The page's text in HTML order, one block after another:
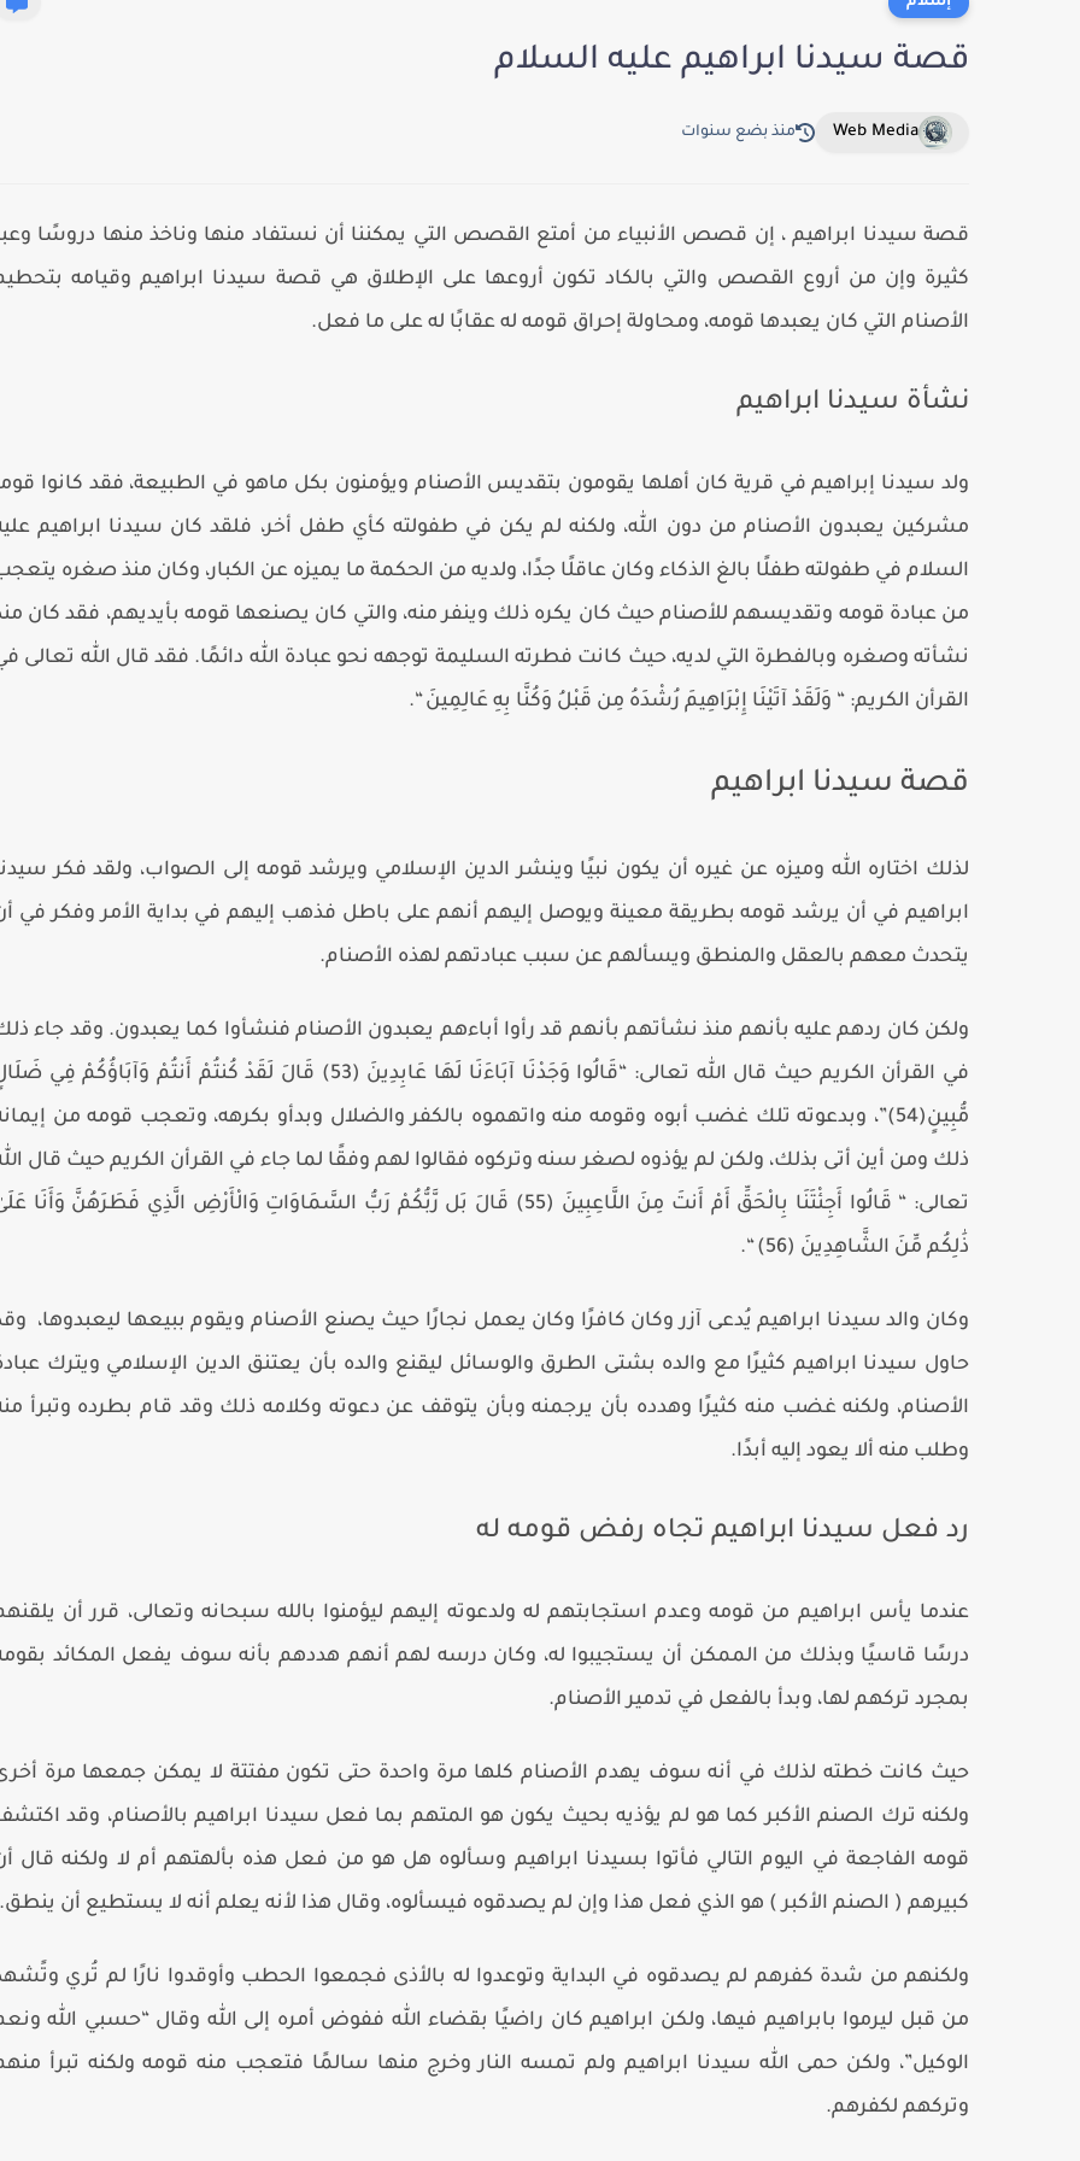
قصة سيدنا ابراهيم عليه السلام
Web Media منذ بضع سنوات
قصة سيدنا ابراهيم ، إن قصص الأنبياء من أمتع القصص التي يمكننا أن نستفاد منها وناخذ منها دروسًا
كثيرة وإن من أروع القصص والتي بالكاد تكون أروعها على الإطلاق هي قصة سيدنا ابراهيم وقيامه
الأصنام التي كان يعبدها قومه، ومحاولة إحراق قومه له عقابًا له على ما فعل.
نشأة سيدنا ابراهيم
ولد سيدنا إبراهيم في قرية كان أهلها يقومون بتقديس الأصنام ويؤمنون بكل ماهو في الطبيعة، فقد كانوا
مشركين يعبدون الأصنام من دون الله، ولكنه لم يكن في طفولته كأي طفل أخر، فلقد كان سيدنا ابراهيم
السلام في طفولته طفلًا بالغ الذكاء وكان عاقلًا جدًا، ولديه من الحكمة ما يميزه عن الكبار، وكان منذ صغره
من عبادة قومه وتقديسهم للأصنام حيث كان يكره ذلك وينفر منه، والتي كان يصنعها قومه بأيديهم، فقد كان
نشأته وصغره وبالفطرة التي لديه، حيث كانت فطرته السليمة توجهه نحو عبادة الله دائمًا. فقد قال الله تعالى
القرأن الكريم: “ وَلَقَدْ آتَيْنَا إِبْرَاهِيمَ رُشْدَهُ مِن قَبْلُ وَكُنَّا بِهِ عَالِمِينَ“.
قصة سيدنا ابراهيم
لذلك اختاره الله وميزه عن غيره أن يكون نبيًا وينشر الدين الإسلامي ويرشد قومه إلى الصواب، ولقد فكر
ابراهيم في أن يرشد قومه بطريقة معينة ويوصل إليهم أنهم على باطل فذهب إليهم في بداية الأمر وفكر في
يتحدث معهم بالعقل والمنطق ويسألهم عن سبب عبادتهم لهذه الأصنام.
ولكن كان ردهم عليه بأنهم منذ نشأتهم بأنهم قد رأوا أباءهم يعبدون الأصنام فنشأوا كما يعبدون. وقد جاء
في القرأن الكريم حيث قال الله تعالى: “قَالُوا وَجَدْنَا آبَاءَنَا لَهَا عَابِدِينَ (53)
قَالَ لَقَدْ كُنتُمْ أَنتُمْ وَآبَاؤُكُمْ فِي
مُّبِينٍ(
54)”، وبدعوته تلك غضب أبوه وقومه منه واتهموه بالكفر والضلال وبدأو بكرهه، وتعجب قومه من
ذلك ومن أين أتى بذلك، ولكن لم يؤذوه لصغر سنه وتركوه فقالوا لهم وفقًا لما جاء في القرأن الكريم حيث قال
تعالى: “ قَالُوا أَجِئْتَنَا بِالْحَقِّ أَمْ أَنتَ مِنَ اللَّاعِبِينَ (
55
) قَالَ بَل رَّبُّكُمْ رَبُّ السَّمَاوَاتِ وَالْأَرْضِ الَّذِي فَطَرَهُنَّ وَأَنَا
ذَٰلِكُم مِّنَ الشَّاهِدِينَ (56) “
.
وكان والد سيدنا ابراهيم يُدعى آزر وكان كافرًا وكان يعمل نجارًا حيث يصنع الأصنام ويقوم ببيعها ليعبدوها،
حاول سيدنا ابراهيم كثيرًا مع والده بشتى الطرق والوسائل ليقنع والده بأن يعتنق الدين الإسلامي ويترك
الأصنام، ولكنه غضب منه كثيرًا وهدده بأن يرجمنه وبأن يتوقف عن دعوته وكلامه ذلك وقد قام بطرده وتبرأ
وطلب منه ألا يعود إليه أبدًا.
رد فعل سيدنا ابراهيم تجاه رفض قومه له
عندما يأس ابراهيم من قومه وعدم استجابتهم له ولدعوته إليهم ليؤمنوا بالله سبحانه وتعالى، قرر أن
درسًا قاسيًا وبذلك من الممكن أن يستجيبوا له، وكان درسه لهم أنهم هددهم بأنه سوف يفعل المكائد
بمجرد تركهم لها، وبدأ بالفعل في تدمير الأصنام.
حيث كانت خطته لذلك في أنه سوف يهدم الأصنام كلها مرة واحدة حتى تكون مفتتة لا يمكن جمعها مرة
ولكنه ترك الصنم الأكبر كما هو لم يؤذيه بحيث يكون هو المتهم بما فعل سيدنا ابراهيم بالأصنام، وقد
قومه الفاجعة في اليوم التالي فأتوا بسيدنا ابراهيم وسألوه هل هو من فعل هذه بألهتهم أم لا ولكنه قال
كبيرهم ( الصنم الأكبر ) هو الذي فعل هذا وإن لم يصدقوه فيسألوه، وقال هذا لأنه يعلم أنه لا يستطيع أن ينطق.
ولكنهم من شدة كفرهم لم يصدقوه في البداية وتوعدوا له بالأذى فجمعوا الحطب وأوقدوا نارًا لم تُري
من قبل ليرموا بابراهيم فيها، ولكن ابراهيم كان راضيًا بقضاء الله ففوض أمره إلى الله وقال “حسبي الله
الوكيل”، ولكن حمى الله سيدنا ابراهيم ولم تمسه النار وخرج منها سالمًا فتعجب منه قومه ولكنه تبرأ
وتركهم لكفرهم.